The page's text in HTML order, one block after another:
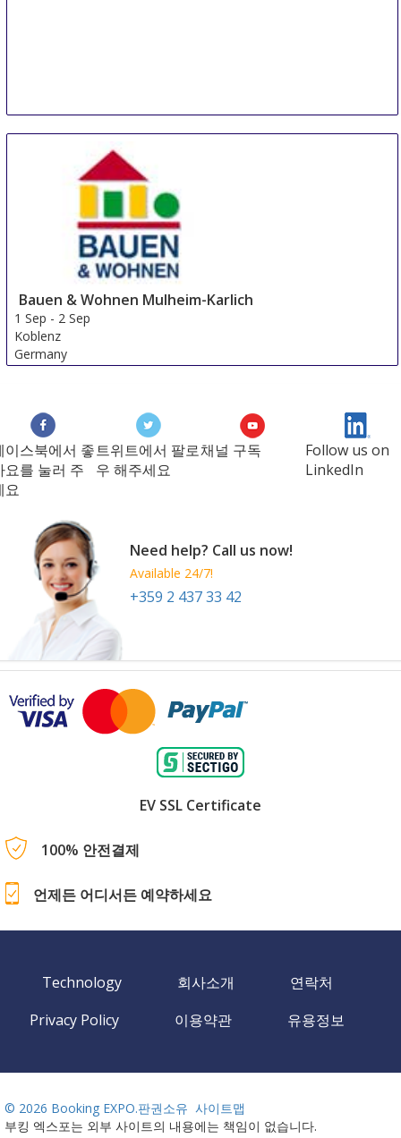
Bauen & Wohnen Mulheim-Karlich
1 Sep - 2 Sep
Koblenz
Germany
이스북에서 좋
요를 눌러 주
요
트위트에서 팔로
우 해주세요
채널 구독
Follow us on
LinkedIn
Need help? Call us now!
Available 24/7!
+359 2 437 33 42
EV SSL Certificate
100% 안전결제
언제든 어디서든 예약하세요
Technology 회사소개
연락처
Privacy Policy
이용약관 유용정보
© 2026 Booking EXPO.판권소유 사이트맵
부킹 엑스포는 외부 사이트의 내용에는 책임이 없습니다.